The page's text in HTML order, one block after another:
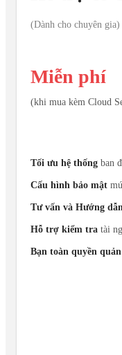
(Dành cho chuyên gia)
Miễn phí
(khi mua kèm Cloud
Tối ưu hệ thống ban
Cấu hình bảo mật
Tư vấn và Hướng
Hỗ trợ kiểm tra tài
Bạn toàn quyền